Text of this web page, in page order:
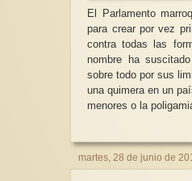
El Parlamento
para crear por vez
contra todas las
nombre ha
sobre todo por sus limitadas
una quimera en un
menores o la
martes, 28 de junio de